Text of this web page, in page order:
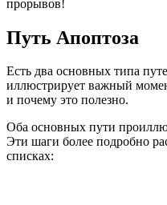
прорывов!
Путь Апоптоза
Есть два основных типа
иллюстрирует важный
и почему это полезно.
Оба основных пути
Эти шаги более подробно
списках: